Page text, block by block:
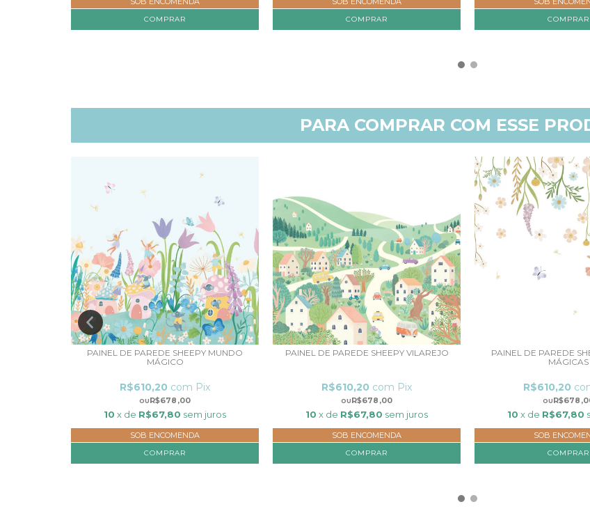
COMPRAR COMPRAR COMPRAR
PARA COMPRAR COM ESSE
PAINEL DE PAREDE SHEEPY MUNDO
MÁGICO
R$678,00
R$610,20 com Pix
10 x de R$67,80 sem juros
SOB ENCOMENDA
COMPRAR
PAINEL DE PAREDE SHEEPY VILAREJO
R$678,00
R$610,20 com Pix
10 x de R$67,80 sem juros
SOB ENCOMENDA
COMPRAR
PAINEL DE PAREDE
MÁGICAS
R$610,20
10 x de R$67,80
SOB
COMPRAR